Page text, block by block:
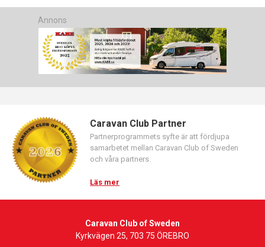
Annons
Caravan Club Partner
Partnerprogrammets syfte är att fördjupa
samarbetet mellan Caravan Club of Sweden
och våra partners.
Läs mer
Caravan Club of Sweden
Kyrkvägen 25, 703 75 ÖREBRO